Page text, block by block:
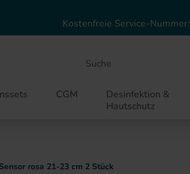
Kostenfreie Service-Nummer:
Suche
CGM
Desinfektion &
Hautschutz
rosa 21-23 cm 2 Stück